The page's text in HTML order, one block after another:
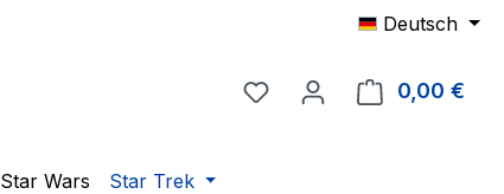
Deutsch
Du hast 0 Produkte auf
0,00 €
Star Wars Star Trek